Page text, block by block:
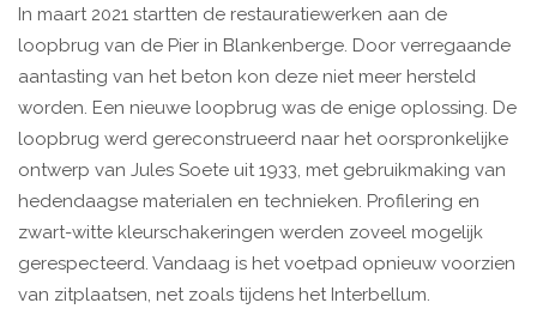
In maart 2021 startten de restauratiewerken aan de
loopbrug van de Pier in Blankenberge. Door verregaande
aantasting van het beton kon deze niet meer hersteld
worden. Een nieuwe loopbrug was de enige oplossing. De
loopbrug werd gereconstrueerd naar het oorspronkelijke
ontwerp van Jules Soete uit 1933, met gebruikmaking van
hedendaagse materialen en technieken. Profilering en
zwart-witte kleurschakeringen werden zoveel mogelijk
gerespecteerd. Vandaag is het voetpad opnieuw voorzien
van zitplaatsen, net zoals tijdens het Interbellum.